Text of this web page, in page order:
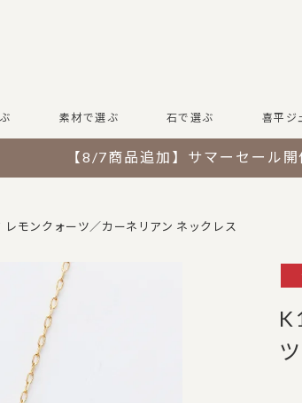
素材で選ぶ 石で選ぶ 喜平ジ
【8/7商品追加】サマーセール開
モンクォーツ／カーネリアン ネックレス